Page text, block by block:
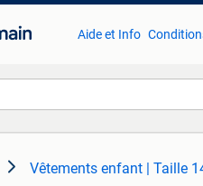
Aide et Info
Vêtements enfant | Taille